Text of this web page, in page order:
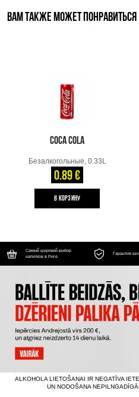
ВАМ ТАКЖЕ МОЖЕТ ПОНРАВИТЬСЯ
COCA COLA
Безалкогольные, 0.33L
0.89 €
B КОРЗИНУ
Самый широкий выбор
напитков в Риге
Гарантия
ALKOHOLA LIETOŠANAI IR NEGATĪVA
UN NODOŠANA